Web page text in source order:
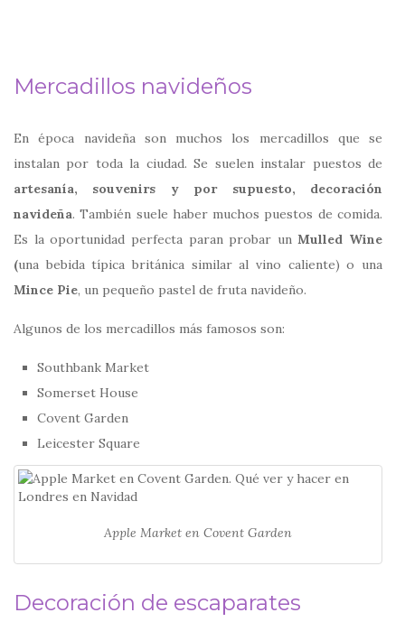
Mercadillos navideños
En época navideña son muchos los mercadillos que se
instalan por toda la ciudad. Se suelen instalar puestos de
artesanía, souvenirs y por supuesto, decoración
navideña. También suele haber muchos puestos de comida.
Es la oportunidad perfecta paran probar unMulled Wine
(una bebida típica británica similar al vino caliente) o una
Mince Pie, un pequeño pastel de fruta navideño.
Algunos de los mercadillos más famosos son:
Southbank Market
Somerset House
Covent Garden
Leicester Square
Apple Market en Covent Garden
Decoración de escaparates